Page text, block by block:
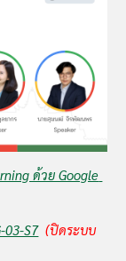
ด้วย Google
S7 (ปิดระบบ